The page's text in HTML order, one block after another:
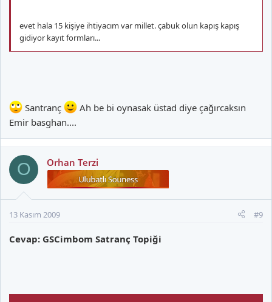
evet hala 15 kişiye ihtiyacım var millet. çabuk olun kapış kapış
gidiyor kayıt formları...
Santranç
Ah be bi oynasak üstad diye çağırcaksın
Emir basghan....
O Orhan Terzi
13 Kasım 2009 #9
Cevap: GSCimbom Satranç Topiği